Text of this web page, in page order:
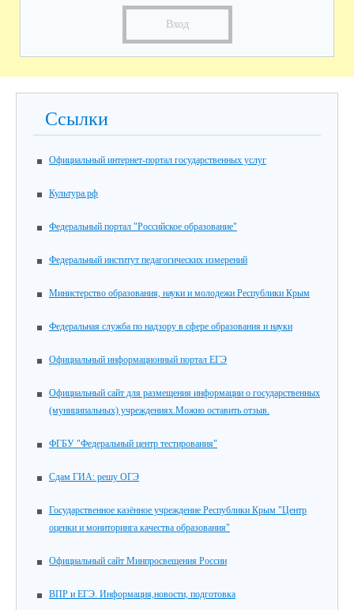
Вход
Ссылки
Официальный интернет-портал государственных услуг
Культура.рф
Федеральный портал "Российское образование"
Федеральный институт педагогических измерений
Министерство образования, науки и молодежи Республики Крым
Федеральная служба по надзору в сфере образования и науки
Официальный информационный портал ЕГЭ
Официальный сайт для размещения информации о государственных
(муниципальных) учреждениях.Можно оставить отзыв.
ФГБУ "Федеральный центр тестирования"
Сдам ГИА: решу ОГЭ
Государственное казённое учреждение Республики Крым "Центр
оценки и мониторинга качества образования"
Официальный сайт Минпросвещения России
ВПР и ЕГЭ. Информация,новости, подготовка